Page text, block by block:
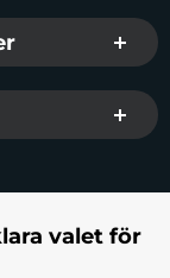
valet för